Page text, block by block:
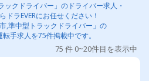
ックドライバー」のドライバー求人・
ドラEVERにお任せください！
,準中型トラックドライバー」の
手求人を75件掲載中です。
75 件 0~20件目を表示中